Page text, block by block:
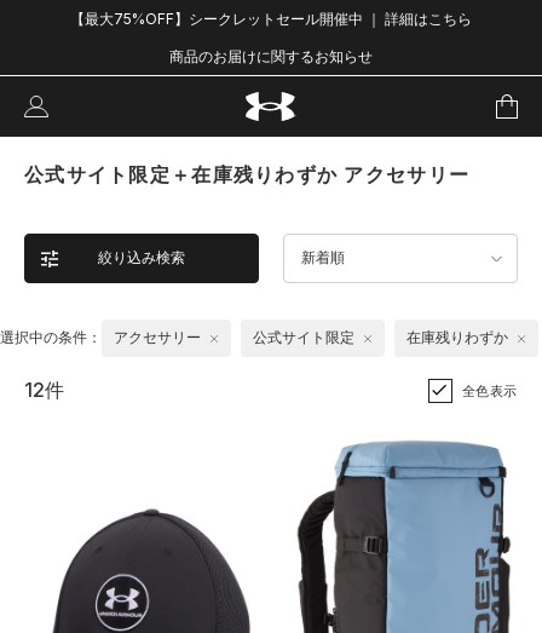
【最大75%OFF】シークレットセール開催中 ｜ 詳細はこちら
商品のお届けに関するお知らせ
公式サイト限定＋在庫残りわずか アクセサリー
絞り込み検索 新着順
選択中の条件： アクセサリー 公式サイト限定 在庫残りわずか
12件 全色表示